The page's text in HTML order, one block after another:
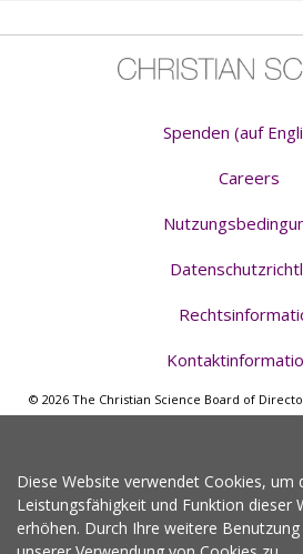
Spenden (auf
Careers
© 2026 The Christian Science Board of
Diese Website verwendet Cookies, um
Leistungsfähigkeit und Funktion dieser
erhöhen. Durch Ihre weitere